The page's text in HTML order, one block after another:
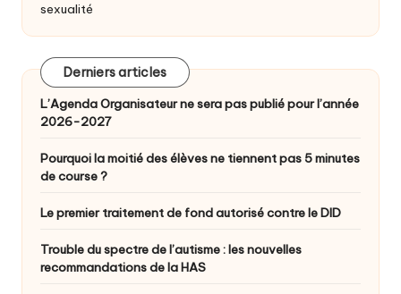
sexualité
Derniers articles
L’Agenda Organisateur ne sera pas publié pour l’année
2026-2027
Pourquoi la moitié des élèves ne tiennent pas 5 minutes
de course ?
Le premier traitement de fond autorisé contre le DID
Trouble du spectre de l’autisme : les nouvelles
recommandations de la HAS